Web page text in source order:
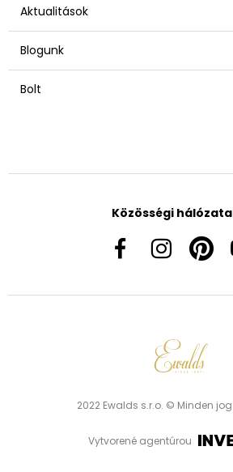
Aktualitások
Blogunk
Bolt
Közösségi
2022 Ewalds s.r.o. © Minden
Vytvorené agentúrou